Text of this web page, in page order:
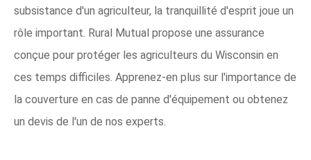
subsistance d'un agriculteur, la tranquillité d'esprit joue un
rôle important. Rural Mutual propose une assurance
conçue pour protéger les agriculteurs du Wisconsin en
ces temps difficiles. Apprenez-en plus sur l'importance de
la couverture en cas de panne d'équipement ou obtenez
un devis de l'un de nos experts.